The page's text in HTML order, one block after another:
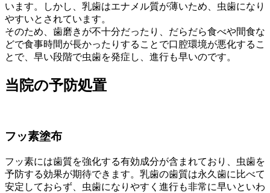
います。しかし、乳歯はエナメル質が薄いため、虫歯になり
やすいとされています。
そのため、歯磨きが不十分だったり、だらだら食べや間食な
どで食事時間が長かったりすることで口腔環境が悪化するこ
とで、早い段階で虫歯を発症し、進行も早いのです。
当院の予防処置
フッ素塗布
フッ素には歯質を強化する有効成分が含まれており、虫歯を
予防する効果が期待できます。乳歯の歯質は永久歯に比べて
安定しておらず、虫歯になりやすく進行も非常に早いといわ